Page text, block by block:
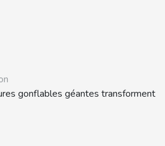
gonflables géantes transforment